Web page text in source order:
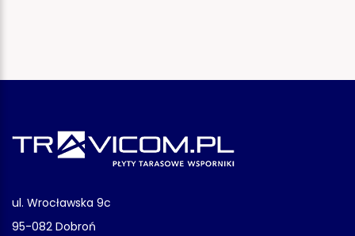
ul. Wrocławska 9c
95-082 Dobroń